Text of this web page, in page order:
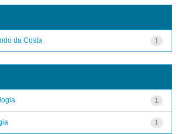
1
da Costa
1
1